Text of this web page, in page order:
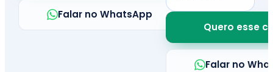
Falar no WhatsApp
Quero esse
Falar no